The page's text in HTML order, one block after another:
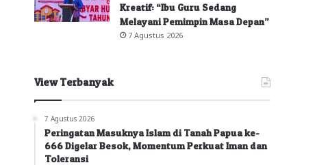
Kreatif: “Ibu Guru Sedang
Melayani Pemimpin Masa Depan”
7 Agustus 2026
View Terbanyak
7 Agustus 2026
Peringatan Masuknya Islam di Tanah Papua ke-
666 Digelar Besok, Momentum Perkuat Iman dan
Toleransi